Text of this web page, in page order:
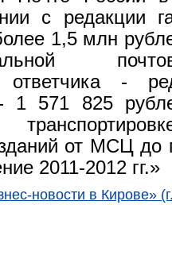
с редакции
1,5 млн
-
1 571 825
от МСЦ до
2011-2012 гг.»
новости в Кирове»